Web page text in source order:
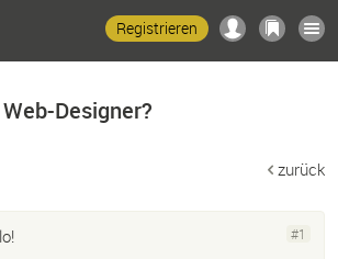
Registrieren
Designer?
zurück
#1